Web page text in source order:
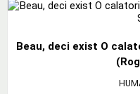
Beau, deci exist O